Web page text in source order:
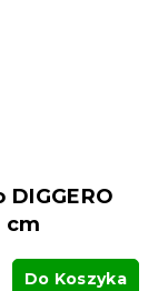
cm
Do Koszyka